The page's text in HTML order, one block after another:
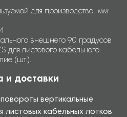
для производства, мм:
внешнего 90 градусов
для листового кабельного
(шт.).
и доставки
вертикальные
листовых кабельных лотков